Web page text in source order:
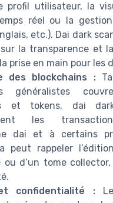
profil utilisateur, la
réel ou la
etc.). Dai dark
la transparence et
prise en main pour les
des blockchains :
généralistes
et tokens, dai
les
dai et à certains
peut rappeler
ou d’un tome
confidentialité :